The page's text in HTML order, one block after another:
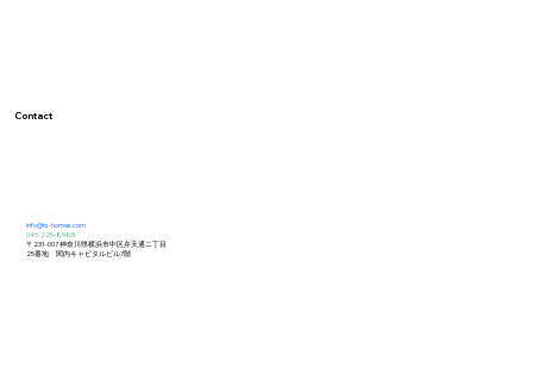
Contact
info@ts-homes.com
045-225-8985
〒231-007 神奈川県横浜市中区弁天通二丁目
25番地 関内キャピタルビル7階